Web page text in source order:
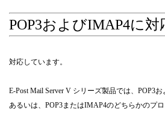
POP3およびIMAP4に
対応しています。
E-Post Mail Server V シリーズ製品では、
あるいは、POP3またはIMAP4のどちらかのプ